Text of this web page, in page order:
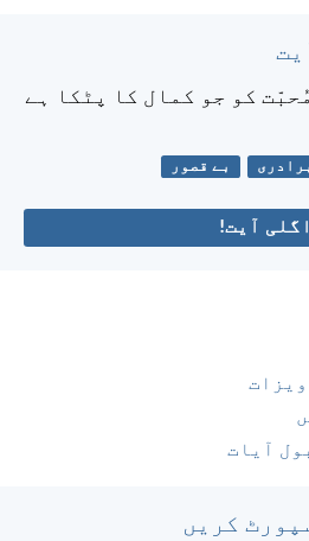
کو جو کمال کا پٹکا ہے
برادری بے قصور
اگلی آیت!
آیات